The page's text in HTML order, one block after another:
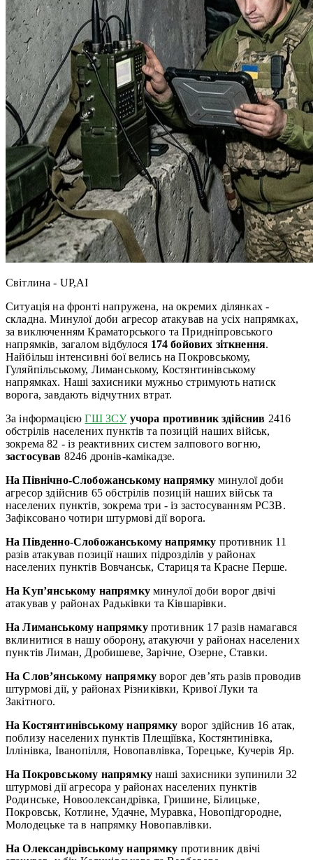
Світлина - UP,AI
Ситуація на фронті напружена, на окремих ділянках -
складна. Минулої доби агресор атакував на усіх напрямках,
за виключенням Краматорського та Придніпровського
напрямків, загалом відбулося 174 бойових зіткнення.
Найбільш інтенсивні бої велись на Покровському,
Гуляйпільському, Лиманському, Костянтинівському
напрямках. Наші захисники мужньо стримують натиск
ворога, завдають відчутних втрат.
За інформацієюГШ ЗСУ учора противник здійснив 2416
обстрілів населених пунктів та позицій наших військ,
зокрема 82 - із реактивних систем залпового вогню,
застосував 8246 дронів-камікадзе.
На Північно-Слобожанському напрямку минулої доби
агресор здійснив 65 обстрілів позицій наших військ та
населених пунктів, зокрема три - із застосуванням РСЗВ.
Зафіксовано чотири штурмові дії ворога.
На Південно-Слобожанському напрямку противник 11
разів атакував позиції наших підрозділів у районах
населених пунктів Вовчанськ, Стариця та Красне Перше.
На Куп’янському напрямкуминулої доби ворог двічі
атакував у районах Радьківки та Ківшарівки.
На Лиманському напрямку противник 17 разів намагався
вклинитися в нашу оборону, атакуючи у районах населених
пунктів Лиман, Дробишеве, Зарічне, Озерне, Ставки.
На Слов’янському напрямку ворог дев’ять разів проводив
штурмові дії, у районах Різниківки, Кривої Луки та
Закітного.
На Костянтинівському напрямку ворог здійснив 16 атак,
поблизу населених пунктів Плещіївка, Костянтинівка,
Іллінівка, Іванопілля, Новопавлівка, Торецьке, Кучерів Яр.
На Покровському напрямкунаші захисники зупинили 32
штурмові дії агресора у районах населених пунктів
Родинське, Новоолександрівка, Гришине, Білицьке,
Покровськ, Котлине, Удачне, Муравка, Новопідгородне,
Молодецьке та в напрямку Новопавлівки.
На Олександрівському напрямку противник двічі